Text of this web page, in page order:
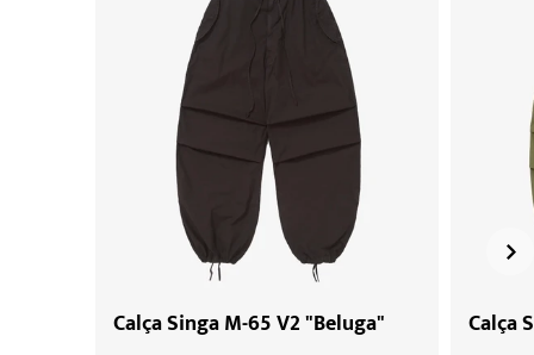
Calça Singa M-65 V2 "Beluga" Calça